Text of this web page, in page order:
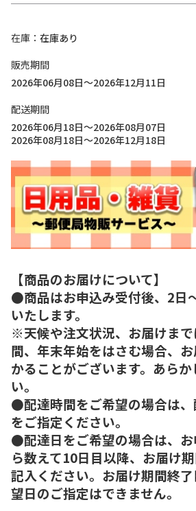
在庫
在庫あり
販売期間
2026年06月08日～2026年12月11日
配送期間
2026年06月18日～2026年08月07日
2026年08月18日～2026年12月18日
【商品のお届けについて】
●商品はお申込み受付後、2日
いたします。
※天候や注文状況、お届けま
間、年末年始をはさむ場合、
かることがございます。あら
い。
●配達時間をご希望の場合は
をご指定ください。
●配達日をご希望の場合は、
ら数えて10日目以降、お届け
記入ください。お届け期間終
望日のご指定はできません。